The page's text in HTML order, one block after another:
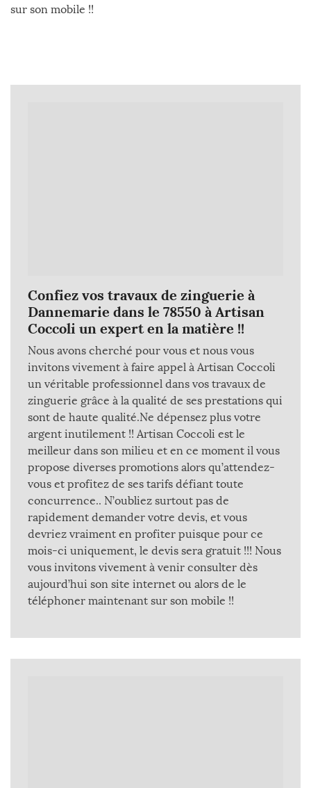
sur son mobile !!
Confiez vos travaux de zinguerie à
Dannemarie dans le 78550 à Artisan
Coccoli un expert en la matière !!
Nous avons cherché pour vous et nous vous
invitons vivement à faire appel à Artisan Coccoli
un véritable professionnel dans vos travaux de
zinguerie grâce à la qualité de ses prestations qui
sont de haute qualité.Ne dépensez plus votre
argent inutilement !! Artisan Coccoli est le
meilleur dans son milieu et en ce moment il vous
propose diverses promotions alors qu’attendez-
vous et profitez de ses tarifs défiant toute
concurrence.. N’oubliez surtout pas de
rapidement demander votre devis, et vous
devriez vraiment en profiter puisque pour ce
mois-ci uniquement, le devis sera gratuit !!! Nous
vous invitons vivement à venir consulter dès
aujourd’hui son site internet ou alors de le
téléphoner maintenant sur son mobile !!